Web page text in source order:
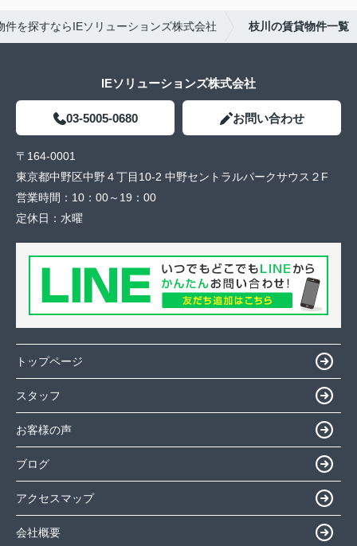
件を探すならIEソリューションズ株式会社 枝川の賃貸物件一覧
IEソリューションズ株式会社
03-5005-0680 お問い合わせ
〒164-0001
東京都中野区中野４丁目10-2 中野セントラルパークサウス２F
営業時間： 10：00～19：00
定休日： 水曜
トップページ
スタッフ
お客様の声
ブログ
アクセスマップ
会社概要